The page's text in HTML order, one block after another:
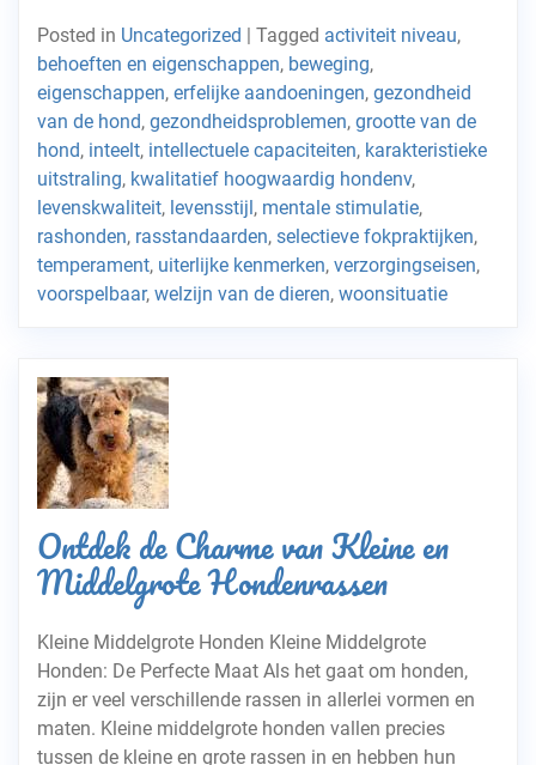
Posted in Uncategorized | Tagged activiteit niveau,
behoeften en eigenschappen, beweging,
eigenschappen, erfelijke aandoeningen, gezondheid
van de hond, gezondheidsproblemen, grootte van de
hond, inteelt, intellectuele capaciteiten, karakteristieke
uitstraling, kwalitatief hoogwaardig hondenv,
levenskwaliteit, levensstijl, mentale stimulatie,
rashonden, rasstandaarden, selectieve fokpraktijken,
temperament, uiterlijke kenmerken, verzorgingseisen,
voorspelbaar, welzijn van de dieren, woonsituatie
Ontdek de Charme van Kleine en
Middelgrote Hondenrassen
Kleine Middelgrote Honden Kleine Middelgrote
Honden: De Perfecte Maat Als het gaat om honden,
zijn er veel verschillende rassen in allerlei vormen en
maten. Kleine middelgrote honden vallen precies
tussen de kleine en grote rassen in en hebben hun